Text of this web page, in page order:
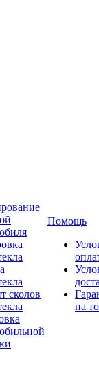
сколов
Помощь
на